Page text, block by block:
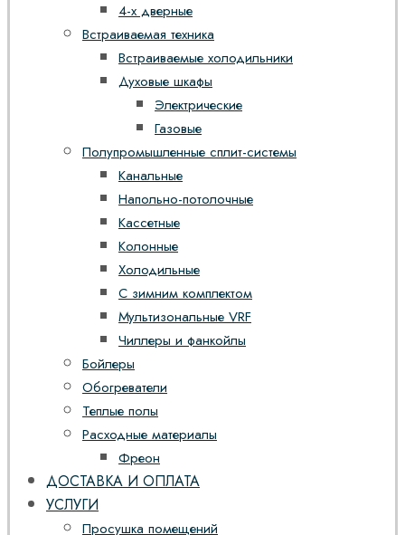
4-х дверные
Встраиваемая техника
Встраиваемые холодильники
Духовые шкафы
Электрические
Газовые
Полупромышленные сплит-системы
Канальные
Напольно-потолочные
Кассетные
Колонные
Холодильные
С зимним комплектом
Мультизональные VRF
Чиллеры и фанкойлы
Бойлеры
Обогреватели
Теплые полы
Расходные материалы
Фреон
ДОСТАВКА И ОПЛАТА
УСЛУГИ
Просушка помещений